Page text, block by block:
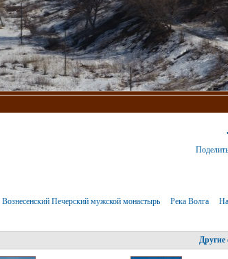
Вознесенский Печерский мужской монастырь Река Волга
Другие